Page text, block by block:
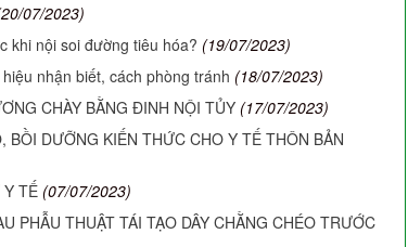
07/2023)
khi nội soi đường tiêu hóa? (19/07/2023)
nhận biết, cách phòng tránh (18/07/2023)
CHÀY BẰNG ĐINH NỘI TỦY (17/07/2023)
BỒI DƯỠNG KIẾN THỨC CHO Y TẾ THÔN BẢN
TẾ (07/07/2023)
PHẪU THUẬT TÁI TẠO DÂY CHẰNG CHÉO TRƯỚC